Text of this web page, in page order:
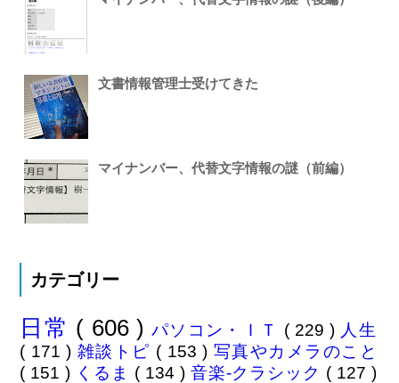
文書情報管理士受けてきた
マイナンバー、代替文字情報の謎（前編）
カテゴリー
日常 ( 606 )パソコン・ＩＴ ( 229 ) 人生
( 171 ) 雑談トピ ( 153 ) 写真やカメラのこと
( 151 ) くるま ( 134 ) 音楽-クラシック ( 127 )